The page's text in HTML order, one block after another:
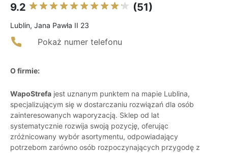
9.2 (51)
Lublin, Jana Pawła II 23
Pokaż numer telefonu
O firmie:
WapoStrefa jest uznanym punktem na mapie Lublina,
specjalizującym się w dostarczaniu rozwiązań dla osób
zainteresowanych waporyzacją. Sklep od lat
systematycznie rozwija swoją pozycję, oferując
zróżnicowany wybór asortymentu, odpowiadający
potrzebom zarówno osób rozpoczynających przygodę z